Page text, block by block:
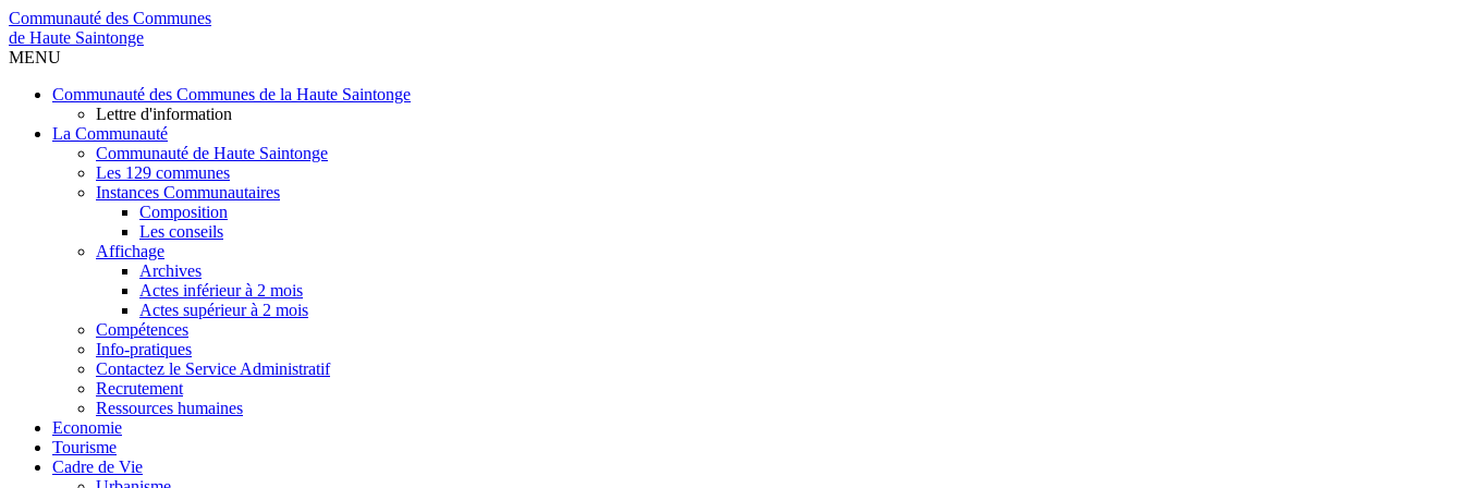
Communauté des Communes
de Haute Saintonge
MENU
Communauté des Communes de la Haute Saintonge
Lettre d'information
La Communauté
Communauté de Haute Saintonge
Les 129 communes
Instances Communautaires
Composition
Les conseils
Affichage
Archives
Actes inférieur à 2 mois
Actes supérieur à 2 mois
Compétences
Info-pratiques
Contactez le Service Administratif
Recrutement
Ressources humaines
Economie
Tourisme
Cadre de Vie